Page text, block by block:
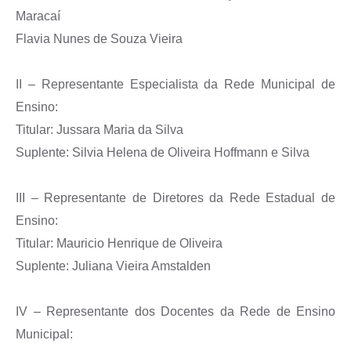
Maracaí
Flavia Nunes de Souza Vieira
II – Representante Especialista da Rede Municipal de
Ensino:
Titular: Jussara Maria da Silva
Suplente: Silvia Helena de Oliveira Hoffmann e Silva
III – Representante de Diretores da Rede Estadual de
Ensino:
Titular: Mauricio Henrique de Oliveira
Suplente: Juliana Vieira Amstalden
IV – Representante dos Docentes da Rede de Ensino
Municipal: